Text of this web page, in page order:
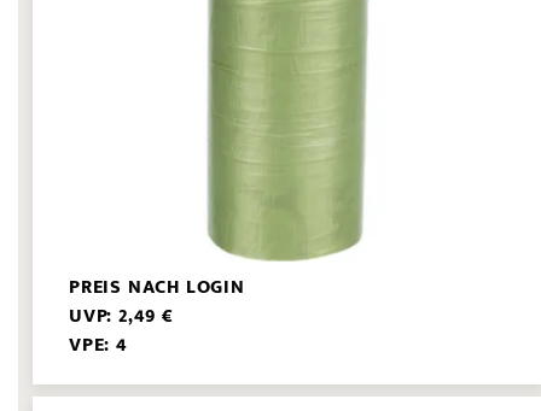
PREIS NACH LOGIN
UVP: 2,49 €
VPE: 4